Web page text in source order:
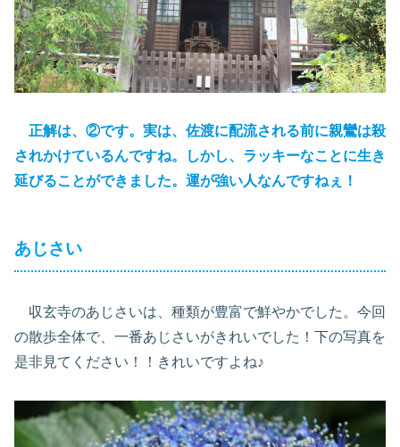
正解は、②です。実は、佐渡に配流される前に親鸞は殺
されかけているんですね。しかし、ラッキーなことに生き
延びることができました。運が強い人なんですねぇ！
あじさい
収玄寺のあじさいは、種類が豊富で鮮やかでした。今回
の散歩全体で、一番あじさいがきれいでした！下の写真を
是非見てください！！きれいですよね♪